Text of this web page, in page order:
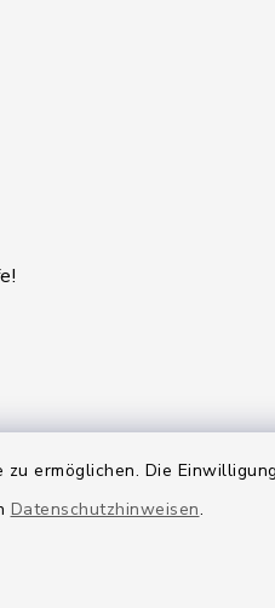
ermöglichen. Die
Datenschutzhinweisen.